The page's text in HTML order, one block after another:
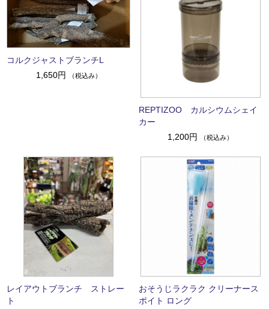
コルクジャストブランチL
1,650円
（税込み）
REPTIZOO カルシウムシェイ
カー
1,200円
（税込み）
レイアウトブランチ ストレー
ト
おそうじラクラク クリーナース
ポイト ロング